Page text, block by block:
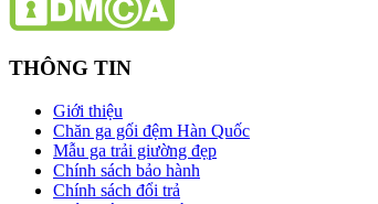
THÔNG TIN
Giới thiệu
Chăn ga gối đệm Hàn Quốc
Mẫu ga trải giường đẹp
Chính sách bảo hành
Chính sách đổi trả